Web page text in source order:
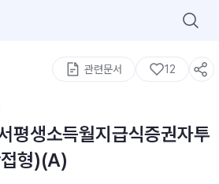
구성종목 검색
관련문서 12
평생소득월지급식증권자투
형)(A)